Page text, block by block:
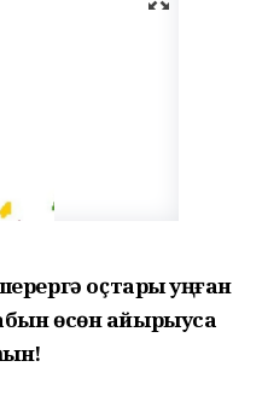
оҫтарҙы уңған
өсөн айырыуса